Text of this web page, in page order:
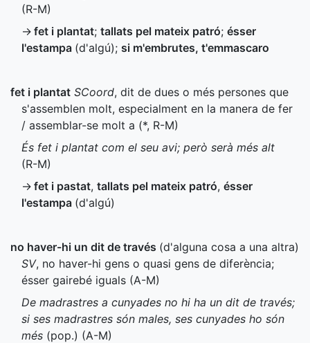
(R-M)
→ fet i plantat; tallats pel mateix patró; ésser
l'estampa (d'algú); si m'embrutes, t'emmascaro
fet i plantat SCoord, dit de dues o més persones que
s'assemblen molt, especialment en la manera de fer
/ assemblar-se molt a (*, R-M)
És fet i plantat com el seu avi; però serà més alt
(R-M)
→ fet i pastat, tallats pel mateix patró, ésser
l'estampa (d'algú)
no haver-hi un dit de través (d'alguna cosa a una altra)
SV, no haver-hi gens o quasi gens de diferència;
ésser gairebé iguals (A-M)
De madrastres a cunyades no hi ha un dit de través;
si ses madrastres són males, ses cunyades ho són
més (pop.) (A-M)